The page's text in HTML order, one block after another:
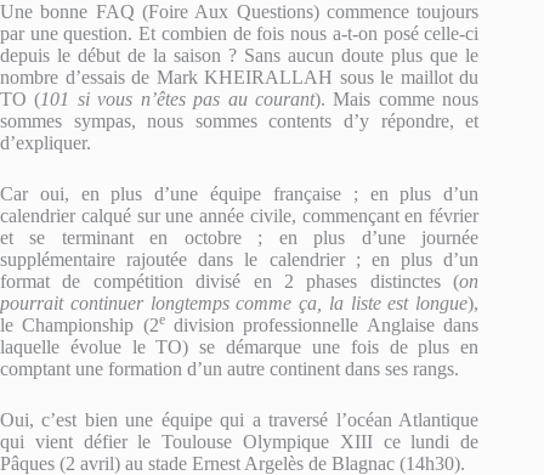
Une bonne FAQ (Foire Aux Questions) commence toujours
par une question. Et combien de fois nous a-t-on posé celle-ci
depuis le début de la saison ? Sans aucun doute plus que le
nombre d’essais de Mark KHEIRALLAH sous le maillot du
TO (101 si vous n’êtes pas au courant). Mais comme nous
sommes sympas, nous sommes contents d’y répondre, et
d’expliquer.
Car oui, en plus d’une équipe française ; en plus d’un
calendrier calqué sur une année civile, commençant en février
et se terminant en octobre ; en plus d’une journée
supplémentaire rajoutée dans le calendrier ; en plus d’un
format de compétition divisé en 2 phases distinctes (on
pourrait continuer longtemps comme ça, la liste est longue),
le Championship (2edivision professionnelle Anglaise dans
laquelle évolue le TO) se démarque une fois de plus en
comptant une formation d’un autre continent dans ses rangs.
Oui, c’est bien une équipe qui a traversé l’océan Atlantique
qui vient défier le Toulouse Olympique XIII ce lundi de
Pâques (2 avril) au stade Ernest Argelès de Blagnac (14h30).